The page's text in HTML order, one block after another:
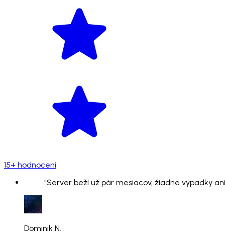
15+ hodnocení
"Server beží už pár mesiacov, žiadne výpadky
Dominik N.